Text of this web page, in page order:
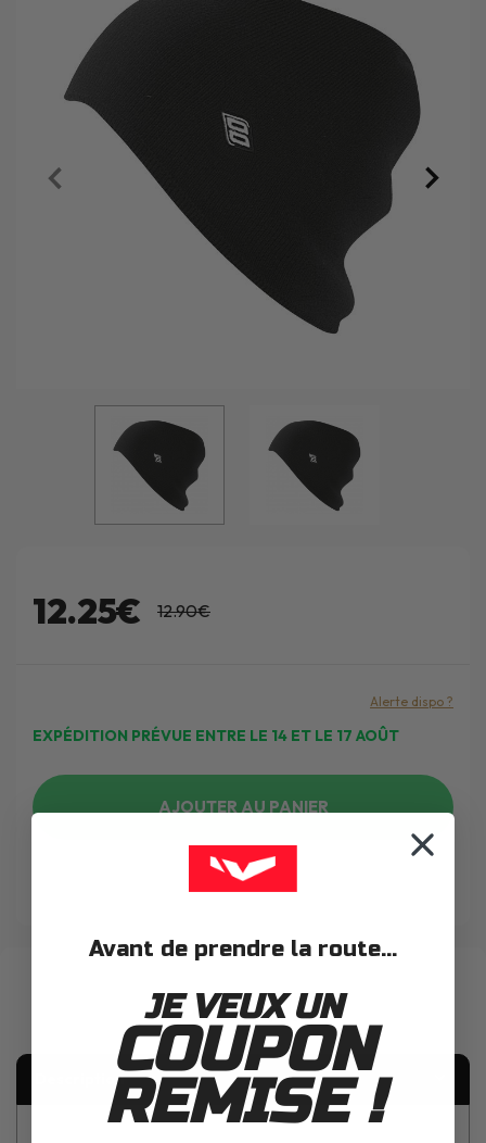
12.25€ 12.90€
EXPÉDITION PRÉVUE ENTRE LE 14 ET LE 17 AOÛT
Alerte dispo ?
AJOUTER AU PANIER
WISHLIST
Description
Avant de prendre la route...
JE VEUX UN
COUPON
REMISE !